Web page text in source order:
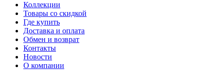
Коллекции
Товары со скидкой
Где купить
Доставка и оплата
Обмен и возврат
Контакты
Новости
О компании